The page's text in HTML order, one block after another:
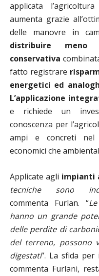
applicata
aumenta grazie
delle manovre in
distribuire meno
conservativa
fatto registrare
energetici ed
L’applicazione
e richiede un
conoscenza per
ampi e concreti nel
economici che
Applicate agli impianti
tecniche sono
commenta Furlan. “
hanno un grande
delle perdite di
del terreno, possono
digestati”. La sfida
commenta Furlani,